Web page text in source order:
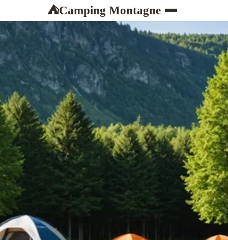
⛺Camping Montagne